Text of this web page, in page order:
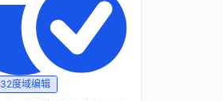
32度域编辑